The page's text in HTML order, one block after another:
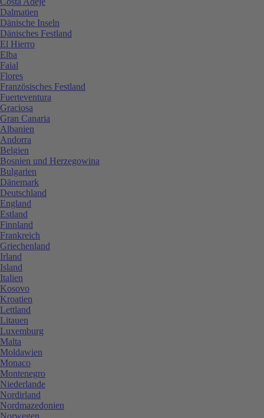
Dalmatien
Dänische Inseln
Dänisches Festland
El Hierro
Elba
Faial
Flores
Französisches Festland
Fuerteventura
Graciosa
Gran Canaria
Albanien
Andorra
Belgien
Bosnien und Herzegowina
Bulgarien
Dänemark
Deutschland
England
Estland
Finnland
Frankreich
Griechenland
Irland
Island
Italien
Kosovo
Kroatien
Lettland
Litauen
Luxemburg
Malta
Moldawien
Monaco
Montenegro
Niederlande
Nordirland
Nordmazedonien
Norwegen